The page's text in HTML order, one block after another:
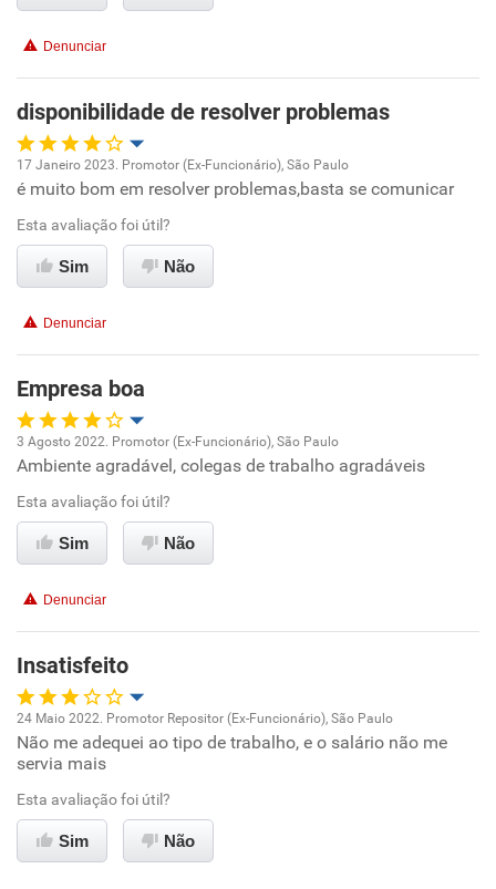
Denunciar
disponibilidade de resolver problemas
Oportunidade de promoção
Ambiente de trabalho
Benefícios
Recomenda esta empresa
Recomenda a diretoria
17 Janeiro 2023. Promotor (Ex-Funcionário), São Paulo
é muito bom em resolver problemas,basta se comunicar
Esta avaliação foi útil?
Sim Não
Denunciar
Empresa boa
Oportunidade de promoção
Ambiente de trabalho
Benefícios
Recomenda esta empresa
Recomenda a diretoria
3 Agosto 2022. Promotor (Ex-Funcionário), São Paulo
Ambiente agradável, colegas de trabalho agradáveis
Esta avaliação foi útil?
Sim Não
Denunciar
Insatisfeito
Oportunidade de promoção
Ambiente de trabalho
Conciliação com a vida familiar
24 Maio 2022. Promotor Repositor (Ex-Funcionário), São Paulo
Não me adequei ao tipo de trabalho, e o salário não me
servia mais
Esta avaliação foi útil?
Sim Não